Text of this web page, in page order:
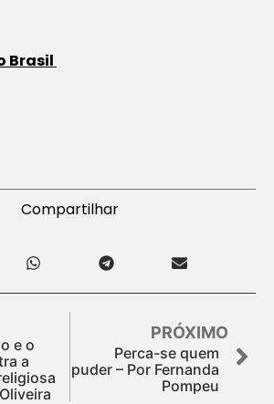
Brasil
Compartilhar
e o
a
PRÓXIMO
Perca-se quem
puder – Por Fernanda
Pompeu